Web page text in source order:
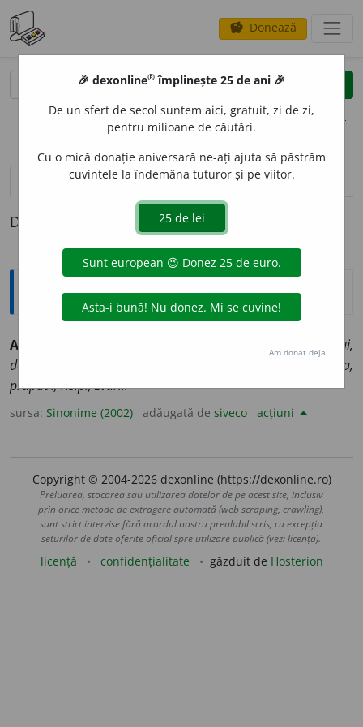
savings Donează
clear
opțiuni
definiții (1)
Definiția cu ID-ul 171117:
Sinonime
AFIEROS
arunca, azvârli, cheltui, consacra, dărui,
dedica, destina, devota, hărăzi, irosi, împrăștia, închina,
prăpădi, risipi, zvârli.
sursa: Sinonime (2002) adăugată de siveco acțiuni
Copyright © 2004-2026 dexonline (https://dexonline.ro)
Preluarea, stocarea sau utilizarea datelor de pe acest site, inclusiv
prin orice metode de extragere automată (web scraping, crawling),
sunt strict interzise fără acordul nostru prealabil scris, cu excepția
seturilor de date oferite oficial spre utilizare publică (vezi licența).
licență confidențialitate găzduit de Hosterion
🎉 dexonline® împlinește 25 de ani 🎉
De un sfert de secol suntem aici, gratuit, zi de zi,
pentru milioane de căutări.
Cu o mică donație aniversară ne-ați ajuta să păstrăm
cuvintele la îndemâna tuturor și pe viitor.
Am donat deja.